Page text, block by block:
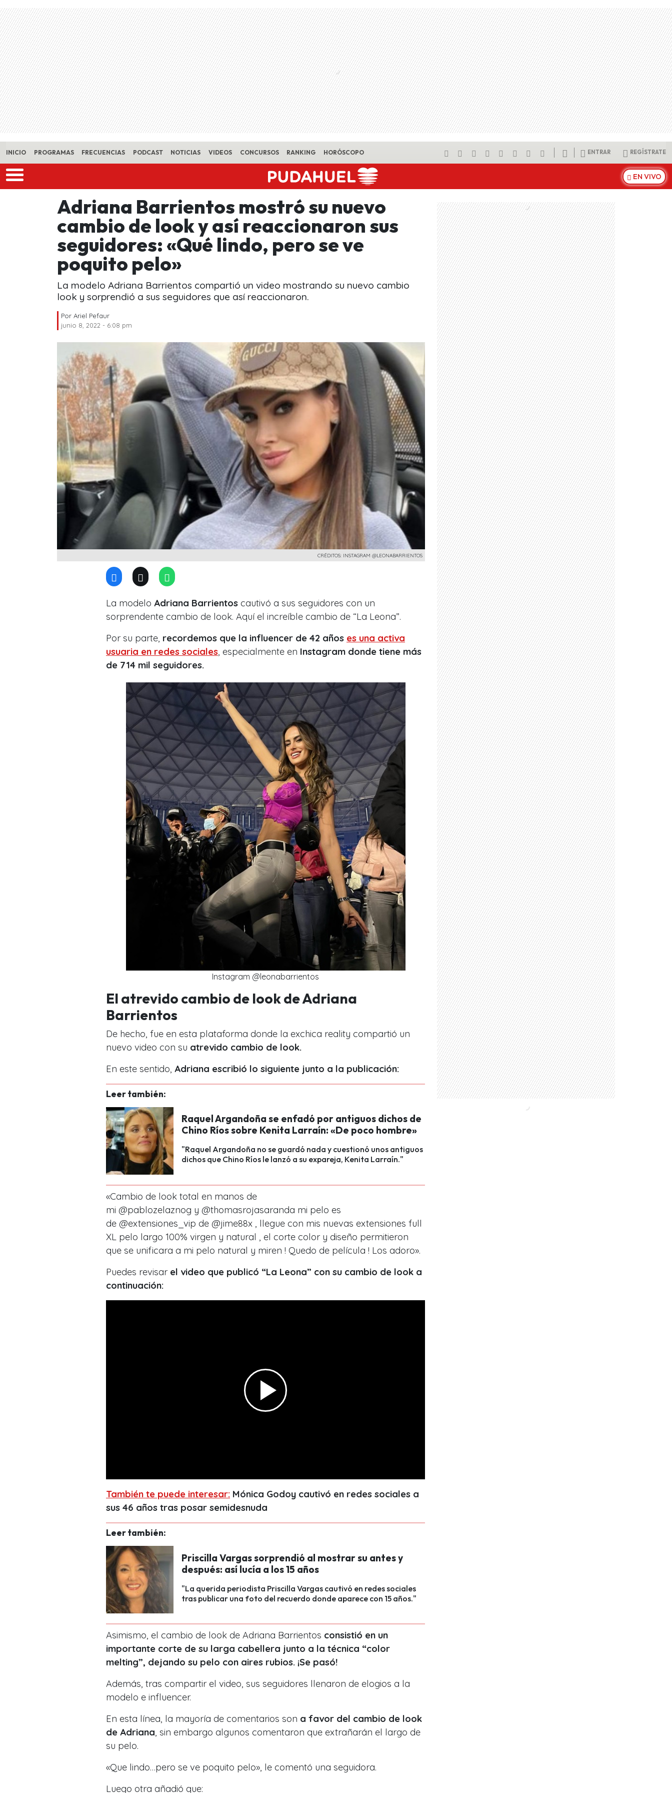
Skip to main content
INICIO PROGRAMAS FRECUENCIAS PODCAST NOTICIAS VIDEOS CONCURSOS RANKING HORÓSCOPO ENTRAR REGÍSTRATE
EN VIVO
Adriana Barrientos mostró su nuevo
cambio de look y así reaccionaron sus
seguidores: «Qué lindo, pero se ve
poquito pelo»
La modelo Adriana Barrientos compartió un video mostrando su nuevo cambio
look y sorprendió a sus seguidores que así reaccionaron.
Por Ariel Pefaur
junio 8, 2022 - 6:08 pm
CRÉDITOS: INSTAGRAM @LEONABARRIENTOS
La modelo Adriana Barrientos cautivó a sus seguidores con un
sorprendente cambio de look. Aquí el increíble cambio de “La Leona”.
Por su parte, recordemos que la influencer de 42 años es una activa
usuaria en redes sociales , especialmente en Instagram donde tiene más
de 714 mil seguidores.
Instagram @leonabarrientos
El atrevido cambio de look de Adriana
Barrientos
De hecho, fue en esta plataforma donde la exchica reality compartió un
nuevo video con su atrevido cambio de look.
En este sentido, Adriana escribió lo siguiente junto a la publicación:
Leer también:
Raquel Argandoña se enfadó por antiguos dichos de
Chino Ríos sobre Kenita Larraín: «De poco hombre»
"Raquel Argandoña no se guardó nada y cuestionó unos antiguos
dichos que Chino Ríos le lanzó a su expareja, Kenita Larraín."
«Cambio de look total en manos de
mi @pablozelaznog y @thomasrojasaranda mi pelo es
de @extensiones_vip de @jime88x , llegue con mis nuevas extensiones full
XL pelo largo 100% virgen y natural , el corte color y diseño permitieron
que se unificara a mi pelo natural y miren ! Quedo de película ! Los adoro».
Puedes revisar el video que publicó “La Leona” con su cambio de look a
continuación:
También te puede interesar: Mónica Godoy cautivó en redes sociales a
sus 46 años tras posar semidesnuda
Leer también:
Priscilla Vargas sorprendió al mostrar su antes y
después: así lucía a los 15 años
"La querida periodista Priscilla Vargas cautivó en redes sociales
tras publicar una foto del recuerdo donde aparece con 15 años."
Asimismo, el cambio de look de Adriana Barrientos consistió en un
importante corte de su larga cabellera junto a la técnica “color
melting”, dejando su pelo con aires rubios. ¡Se pasó!
Además, tras compartir el video, sus seguidores llenaron de elogios a la
modelo e influencer.
En esta línea, la mayoría de comentarios son a favor del cambio de look
de Adriana, sin embargo algunos comentaron que extrañarán el largo de
su pelo.
«Que lindo…pero se ve poquito pelo», le comentó una seguidora.
Luego otra añadió que: